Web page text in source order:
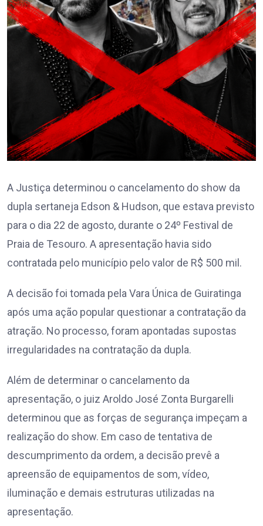
A Justiça determinou o cancelamento do show da
dupla sertaneja Edson & Hudson, que estava previsto
para o dia 22 de agosto, durante o 24º Festival de
Praia de Tesouro. A apresentação havia sido
contratada pelo município pelo valor de R$ 500 mil.
A decisão foi tomada pela Vara Única de Guiratinga
após uma ação popular questionar a contratação da
atração. No processo, foram apontadas supostas
irregularidades na contratação da dupla.
Além de determinar o cancelamento da
apresentação, o juiz Aroldo José Zonta Burgarelli
determinou que as forças de segurança impeçam a
realização do show. Em caso de tentativa de
descumprimento da ordem, a decisão prevê a
apreensão de equipamentos de som, vídeo,
iluminação e demais estruturas utilizadas na
apresentação.